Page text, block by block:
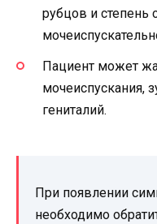
рубцов и степень
Пациент может
мочеиспускания,
гениталий.
При появлении
необходимо